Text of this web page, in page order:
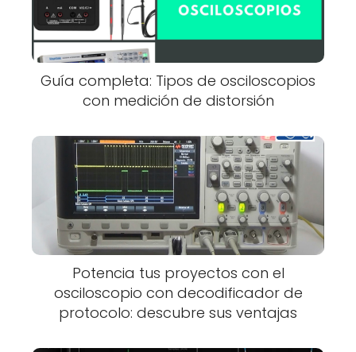
Guía completa: Tipos de osciloscopios
con medición de distorsión
Potencia tus proyectos con el
osciloscopio con decodificador de
protocolo: descubre sus ventajas